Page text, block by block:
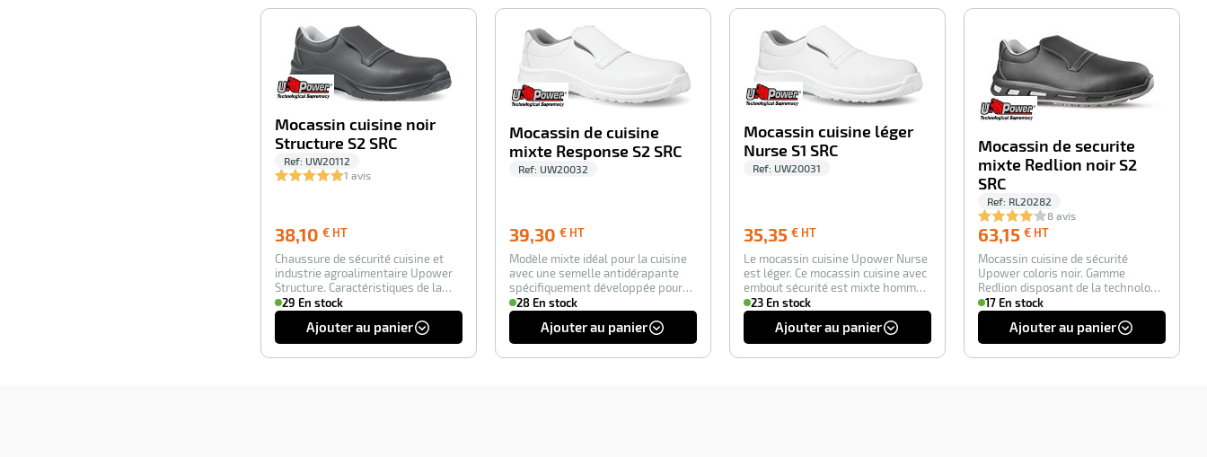
Mocassin cuisine noir
Structure S2 SRC
Ref: UW20112
1 avis
38,10 € HT
HT
Chaussure de sécurité cuisine et
industrie agroalimentaire Upower
Structure. Caractéristiques de la
tige…
29 En stock
Ajouter au panier
Mocassin de cuisine
mixte Response S2 SRC
Ref: UW20032
39,30 € HT
HT
Modèle mixte idéal pour la cuisine
avec une semelle antidérapante
spécifiquement développée pour
lez sols…
28 En stock
Ajouter au panier
Mocassin cuisine léger
Nurse S1 SRC
Ref: UW20031
35,35 € HT
HT
Le mocassin cuisine Upower Nurse
est léger. Ce mocassin cuisine avec
embout sécurité est mixte homme
femm…
23 En stock
Ajouter au panier
Mocassin de securite
mixte Redlion noir S2
SRC
Ref: RL20282
8 avis
63,15 € HT
HT
Mocassin cuisine de sécurité
Upower coloris noir. Gamme
Redlion disposant de la technologie
Redlion et In…
17 En stock
Ajouter au panier